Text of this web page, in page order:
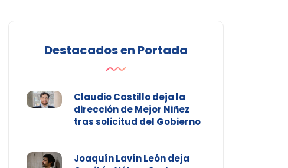
Destacados en Portada
Claudio Castillo deja la
dirección de Mejor Niñez
tras solicitud del Gobierno
Joaquín Lavín León deja